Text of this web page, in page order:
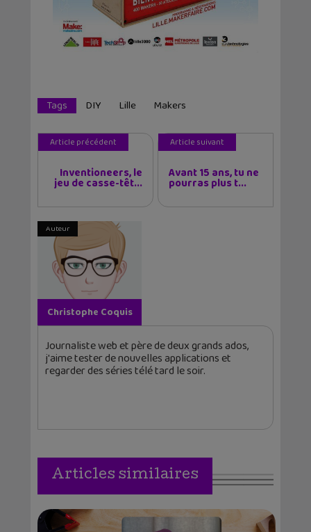
Tags DIY Lille Makers
Article précédent
Inventioneers, le
jeu de casse-têt...
Article suivant
Avant 15 ans, tu ne
pourras plus t...
Auteur
Christophe Coquis
Journaliste web et père de deux grands ados,
j'aime tester de nouvelles applications et
regarder des séries télé tard le soir.
Articles similaires